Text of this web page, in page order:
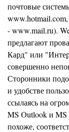
почтовые
- www.mail.ru).
предлагают
Кард" или
совершенно
Сторонники
и удобстве
ссылаясь на
MS Outlook и MS
похоже,